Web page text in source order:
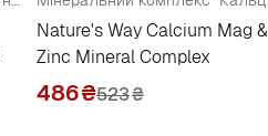
Nature's Way Calcium Mag &
Zinc Mineral Complex
486₴523₴